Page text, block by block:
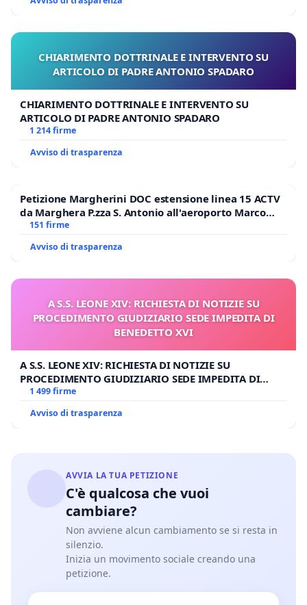
CHIARIMENTO DOTTRINALE E INTERVENTO SU
ARTICOLO DI PADRE ANTONIO SPADARO
CHIARIMENTO DOTTRINALE E INTERVENTO SU
ARTICOLO DI PADRE ANTONIO SPADARO
1 214 firme
Avviso di trasparenza
Petizione Margherini DOC estensione linea 15 ACTV
da Marghera P.zza S. Antonio all'aeroporto Marco
Polo tariffa a € 1,50
151 firme
Avviso di trasparenza
A S.S. LEONE XIV: RICHIESTA DI NOTIZIE SU
PROCEDIMENTO GIUDIZIARIO SEDE IMPEDITA DI
BENEDETTO XVI
A S.S. LEONE XIV: RICHIESTA DI NOTIZIE SU
PROCEDIMENTO GIUDIZIARIO SEDE IMPEDITA DI
BENEDETTO XVI
1 499 firme
Avviso di trasparenza
AVVIA LA TUA PETIZIONE
C'è qualcosa che vuoi
cambiare?
Non avviene alcun cambiamento se si resta in
silenzio.
Inizia un movimento sociale creando una
petizione.